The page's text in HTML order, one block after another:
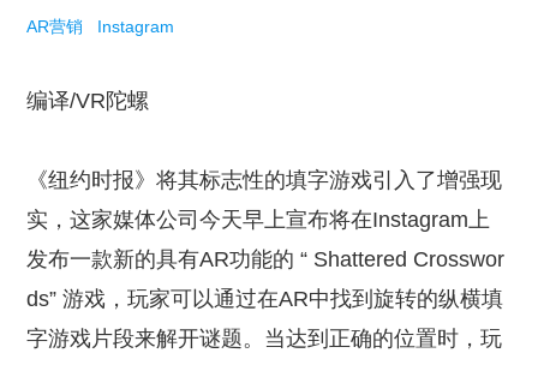
AR营销 Instagram
编译/VR陀螺
《纽约时报》将其标志性的填字游戏引入了增强现
实，这家媒体公司今天早上宣布将在Instagram上
发布一款新的具有AR功能的 “ Shattered Crosswor
ds” 游戏，玩家可以通过在AR中找到旋转的纵横填
字游戏片段来解开谜题。当达到正确的位置时，玩